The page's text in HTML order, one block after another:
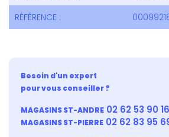
RÉFÉRENCE :
Besoin d'un expert
pour vous conseiller ?
MAGASINS ST-ANDRE 02 62 53 90 16
MAGASINS ST-PIERRE 02 62 83 95